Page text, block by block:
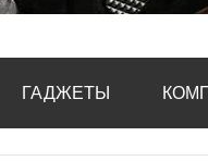
ГАДЖЕТЫ